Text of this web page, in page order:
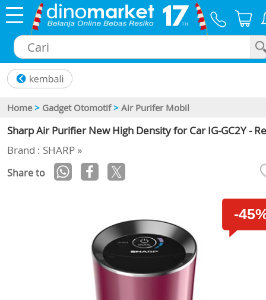
Home > Gadget Otomotif > Air Purifer Mobil
Sharp Air Purifier New High Density for Car IG-GC2Y -
Brand : SHARP »
Share to
-